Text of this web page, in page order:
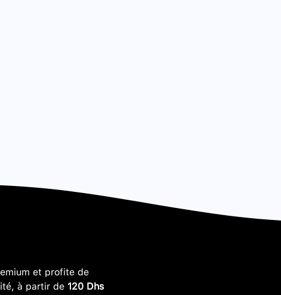
et profite de
à partir de 120 Dhs